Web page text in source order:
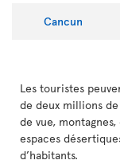
Cancun
Les touristes
de deux millions
de vue,
espaces
d’habitants.